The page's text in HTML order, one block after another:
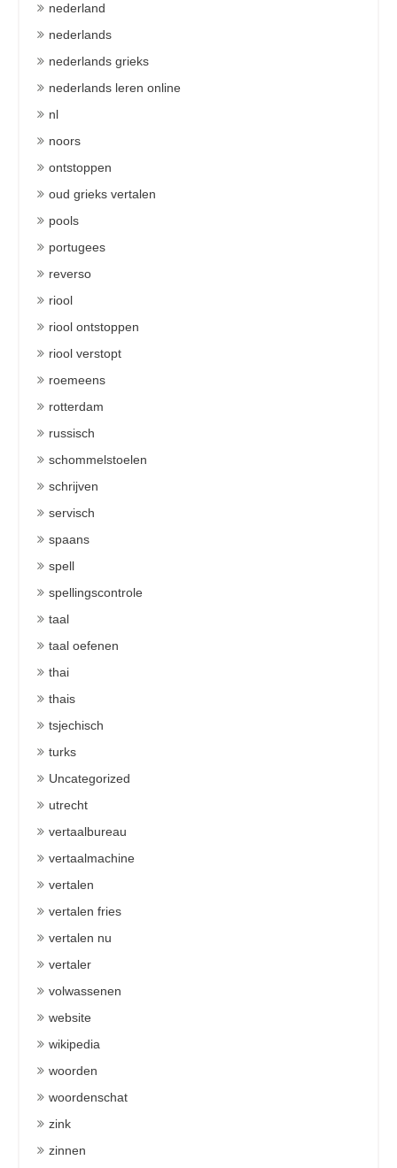
nederland
nederlands
nederlands grieks
nederlands leren online
nl
noors
ontstoppen
oud grieks vertalen
pools
portugees
reverso
riool
riool ontstoppen
riool verstopt
roemeens
rotterdam
russisch
schommelstoelen
schrijven
servisch
spaans
spell
spellingscontrole
taal
taal oefenen
thai
thais
tsjechisch
turks
Uncategorized
utrecht
vertaalbureau
vertaalmachine
vertalen
vertalen fries
vertalen nu
vertaler
volwassenen
website
wikipedia
woorden
woordenschat
zink
zinnen